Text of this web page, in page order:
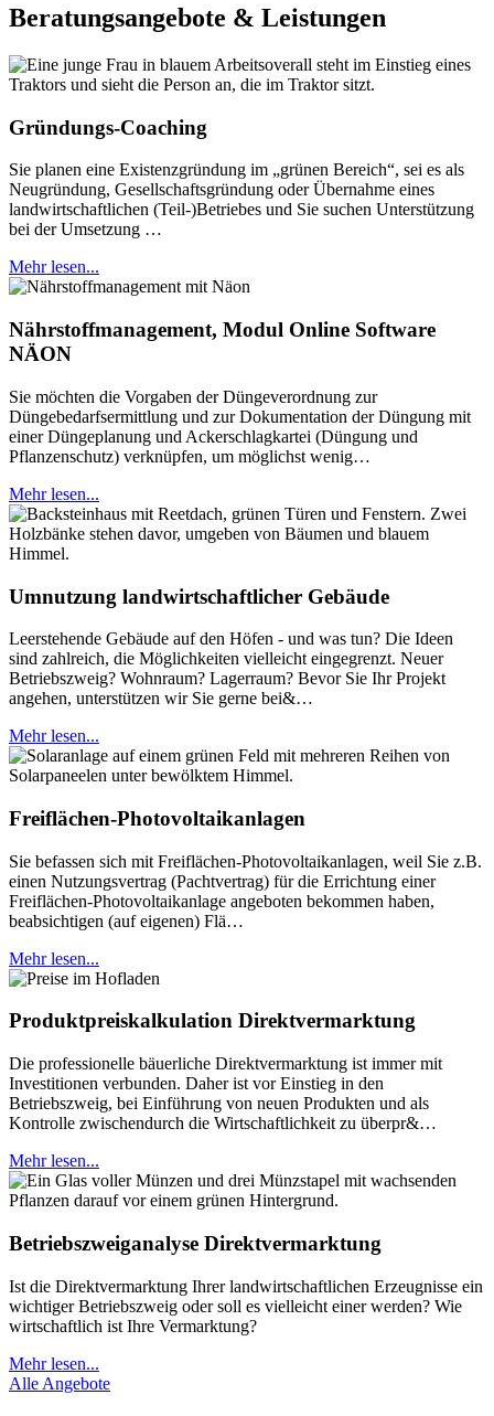
Beratungsangebote & Leistungen
Gründungs-Coaching
Sie planen eine Existenzgründung im „grünen Bereich“, sei es als
Neugründung, Gesellschaftsgründung oder Übernahme eines
landwirtschaftlichen (Teil-)Betriebes und Sie suchen Unterstützung
bei der Umsetzung …
Mehr lesen...
Nährstoffmanagement, Modul Online Software
NÄON
Sie möchten die Vorgaben der Düngeverordnung zur
Düngebedarfsermittlung und zur Dokumentation der Düngung mit
einer Düngeplanung und Ackerschlagkartei (Düngung und
Pflanzenschutz) verknüpfen, um möglichst wenig…
Mehr lesen...
Umnutzung landwirtschaftlicher Gebäude
Leerstehende Gebäude auf den Höfen - und was tun? Die Ideen
sind zahlreich, die Möglichkeiten vielleicht eingegrenzt. Neuer
Betriebszweig? Wohnraum? Lagerraum? Bevor Sie Ihr Projekt
angehen, unterstützen wir Sie gerne bei&…
Mehr lesen...
Freiflächen-Photovoltaikanlagen
Sie befassen sich mit Freiflächen-Photovoltaikanlagen, weil Sie z.B.
einen Nutzungsvertrag (Pachtvertrag) für die Errichtung einer
Freiflächen-Photovoltaikanlage angeboten bekommen haben,
beabsichtigen (auf eigenen) Flä…
Mehr lesen...
Produktpreiskalkulation Direktvermarktung
Die professionelle bäuerliche Direktvermarktung ist immer mit
Investitionen verbunden. Daher ist vor Einstieg in den
Betriebszweig, bei Einführung von neuen Produkten und als
Kontrolle zwischendurch die Wirtschaftlichkeit zu überpr&…
Mehr lesen...
Betriebszweiganalyse Direktvermarktung
Ist die Direktvermarktung Ihrer landwirtschaftlichen Erzeugnisse ein
wichtiger Betriebszweig oder soll es vielleicht einer werden? Wie
wirtschaftlich ist Ihre Vermarktung?
Mehr lesen...
Alle Angebote